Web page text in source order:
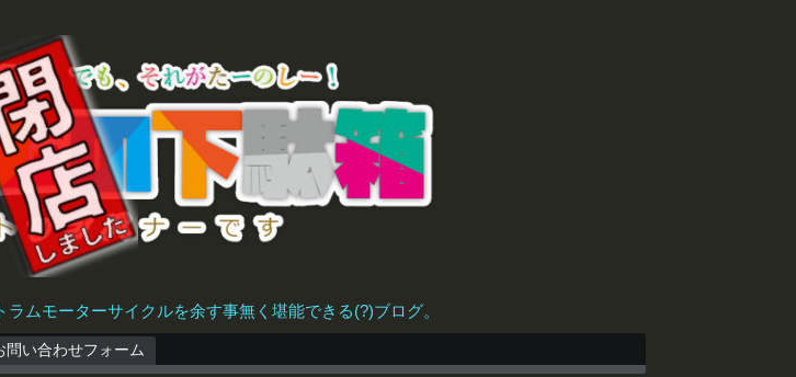
ムモーターサイクルを余す事無く堪能できる(?)ブログ。
問い合わせフォーム